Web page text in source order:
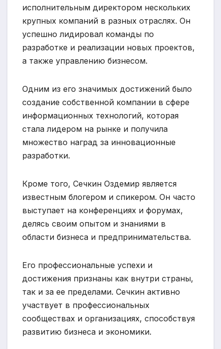
исполнительным директором нескольких
крупных компаний в разных отраслях. Он
успешно лидировал команды по
разработке и реализации новых проектов,
а также управлению бизнесом.
Одним из его значимых достижений было
создание собственной компании в сфере
информационных технологий, которая
стала лидером на рынке и получила
множество наград за инновационные
разработки.
Кроме того, Сечкин Оздемир является
известным блогером и спикером. Он часто
выступает на конференциях и форумах,
делясь своим опытом и знаниями в
области бизнеса и предпринимательства.
Его профессиональные успехи и
достижения признаны как внутри страны,
так и за ее пределами. Сечкин активно
участвует в профессиональных
сообществах и организациях, способствуя
развитию бизнеса и экономики.